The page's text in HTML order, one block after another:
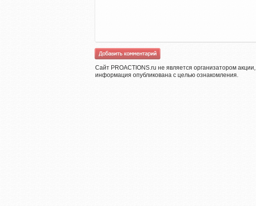
Сайт PROACTIONS.ru не является организатором акции,
информация опубликована с целью ознакомления.